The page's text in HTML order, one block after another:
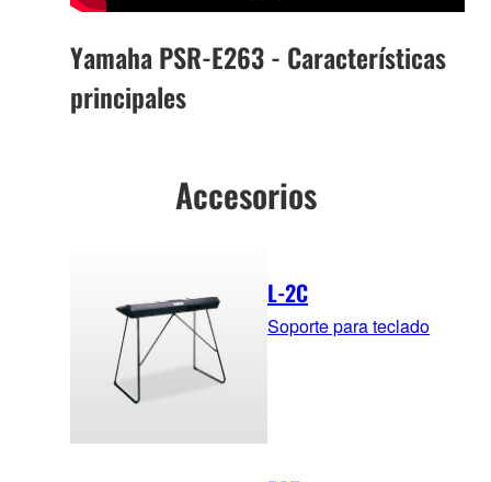
Yamaha PSR-E263 - Características
principales
Accesorios
L-2C
Soporte para teclado